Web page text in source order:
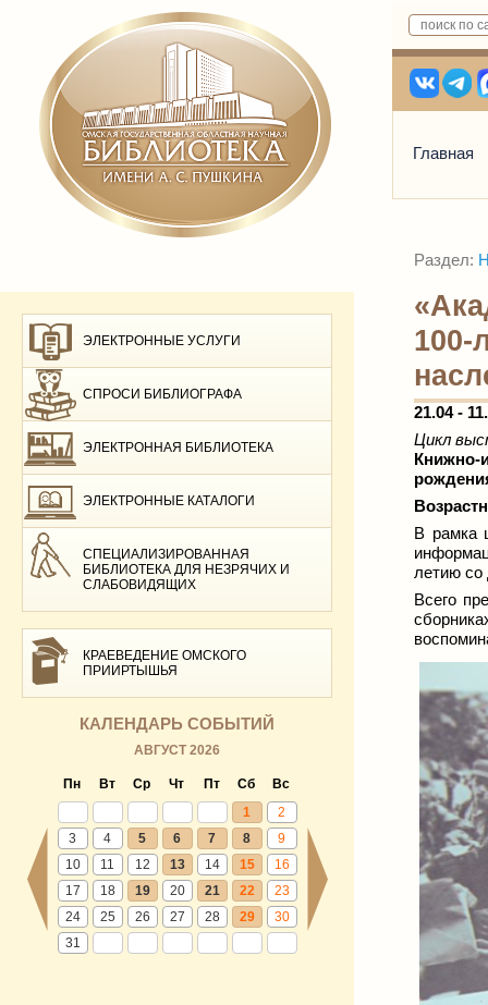
Главная
ЭЛЕКТРОННЫЕ УСЛУГИ
СПРОСИ БИБЛИОГРАФА
ЭЛЕКТРОННАЯ БИБЛИОТЕКА
ЭЛЕКТРОННЫЕ КАТАЛОГИ
СПЕЦИАЛИЗИРОВАННАЯ
БИБЛИОТЕКА ДЛЯ НЕЗРЯЧИХ И
СЛАБОВИДЯЩИХ
КРАЕВЕДЕНИЕ ОМСКОГО
ПРИИРТЫШЬЯ
КАЛЕНДАРЬ СОБЫТИЙ
АВГУСТ 2026
Пн Вт Ср Чт Пт Сб
Вс
1
2
3
4 5 6 7 8
9
10
11 12 13 14 15
16
17
18 19 20 21 22
23
24
25 26 27 28 29
30
31
Раздел:
100-
21.04 -
Цикл
Книжно-
В рамка
летию со
Всего